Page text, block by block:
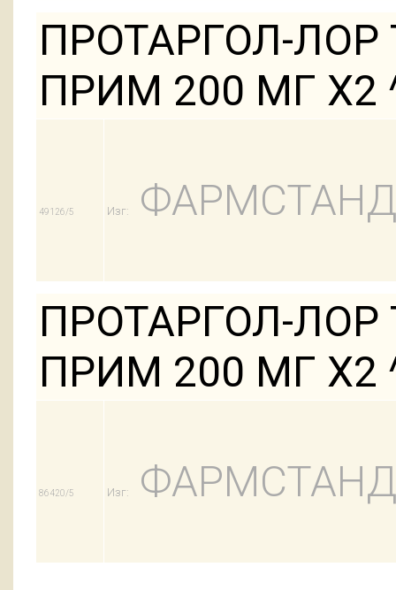
ПРОТАРГОЛ-
ПРИМ 200 МГ Х2
49126/5 Изг:
ПРОТАРГОЛ-
ПРИМ 200 МГ Х2
86420/5 Изг: